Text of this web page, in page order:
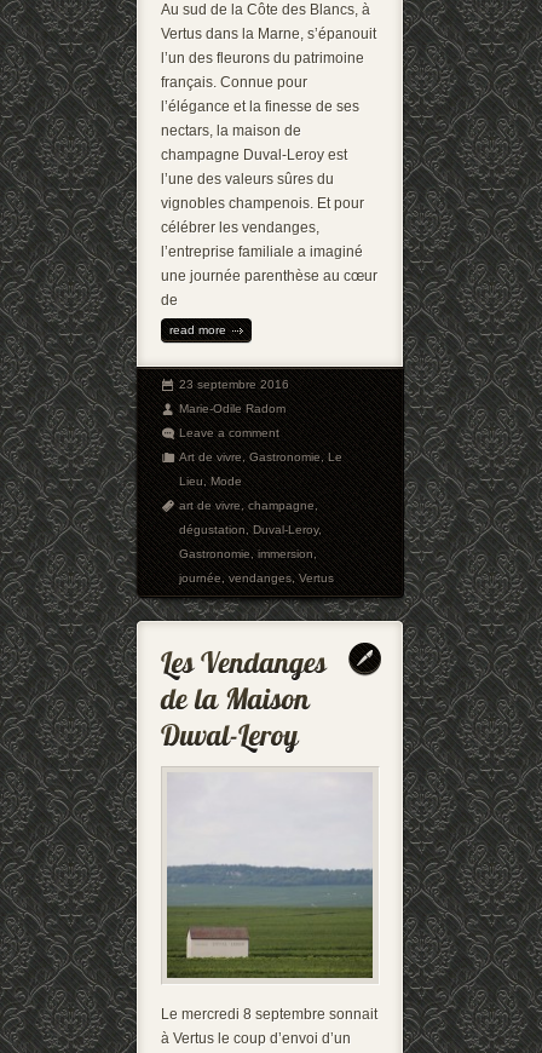
Au sud de la Côte des Blancs, à
Vertus dans la Marne, s’épanouit
l’un des fleurons du patrimoine
français. Connue pour
l’élégance et la finesse de ses
nectars, la maison de
champagne Duval-Leroy est
l’une des valeurs sûres du
vignobles champenois. Et pour
célébrer les vendanges,
l’entreprise familiale a imaginé
une journée parenthèse au cœur
de
read more
23 septembre 2016
Marie-Odile Radom
Leave a comment
Art de vivre,Gastronomie,Le
Lieu,Mode
art de vivre,champagne,
dégustation,Duval-Leroy,
Gastronomie,immersion,
journée,vendanges,Vertus
Le mercredi 8 septembre sonnait
à Vertus le coup d’envoi d’un